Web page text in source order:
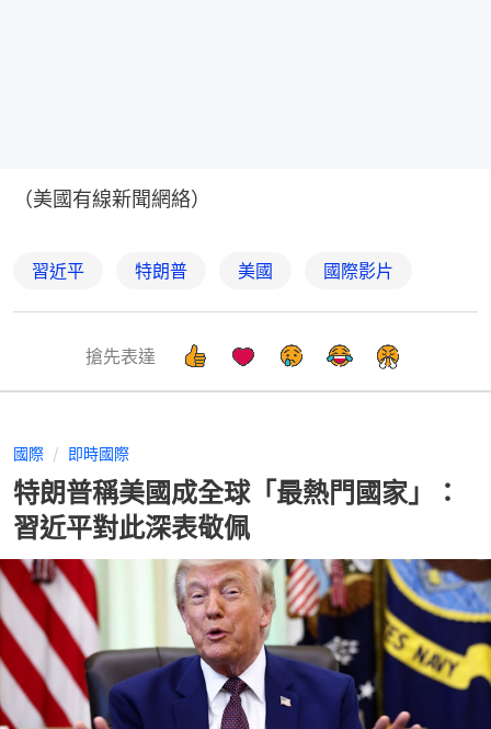
（美國有線新聞網絡）
習近平 特朗普 美國 國際影片
搶先表達
國際 即時國際
特朗普稱美國成全球「最熱門國家」：
習近平對此深表敬佩